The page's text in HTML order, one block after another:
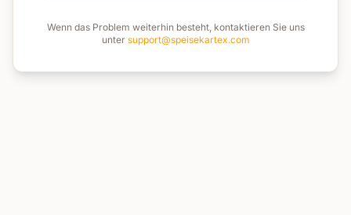
Wenn das Problem weiterhin besteht, kontaktieren Sie uns
unter support@speisekartex.com